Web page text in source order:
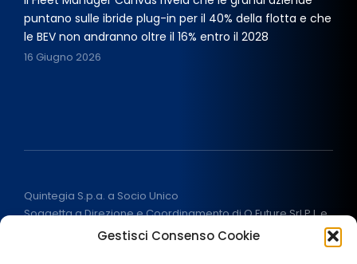
Gestisci Consenso Cookie
puntano sulle ibride plug-in per il 40% della flotta e che
le BEV non andranno oltre il 16% entro il 2028
16 Giugno 2026
Quintegia S.p.a. a Socio Unico
Soggetta a Direzione e Coordinamento di Q Future Srl P.I. e
C.F. 05507380268